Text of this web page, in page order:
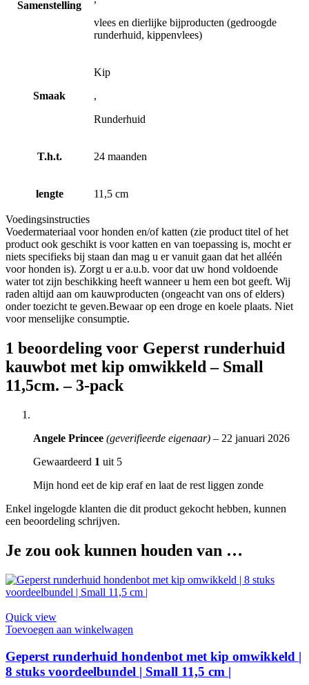
Samenstelling
vlees en dierlijke bijproducten (gedroogde
runderhuid, kippenvlees)
Smaak
Kip
,
Runderhuid
T.h.t. 24 maanden
lengte 11,5 cm
Voedingsinstructies
Voedermateriaal voor honden en/of katten (zie product titel of het
product ook geschikt is voor katten en van toepassing is, mocht er
niets specifieks bij staan dan mag u er vanuit gaan dat het alléén
voor honden is). Zorgt u er a.u.b. voor dat uw hond voldoende
water tot zijn beschikking heeft wanneer u hem een bot geeft. Wij
raden altijd aan om kauwproducten (ongeacht van ons of elders)
onder toezicht te geven.Bewaar op een droge en koele plaats. Niet
voor menselijke consumptie.
1 beoordeling voor Geperst runderhuid
kauwbot met kip omwikkeld – Small
11,5cm. – 3-pack
Angele Princee (geverifieerde eigenaar) – 22 januari 2026
Gewaardeerd 1 uit 5
Mijn hond eet de kip eraf en laat de rest liggen zonde
Enkel ingelogde klanten die dit product gekocht hebben, kunnen
een beoordeling schrijven.
Je zou ook kunnen houden van …
Quick view
Toevoegen aan winkelwagen
Geperst runderhuid hondenbot met kip omwikkeld |
8 stuks voordeelbundel | Small 11,5 cm |